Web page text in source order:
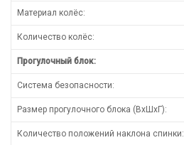
Материал колёс:
Количество колёс:
Прогулочный блок:
Система безопасности:
Размер прогулочного блока (ВхШхГ):
Количество положений наклона спинки: